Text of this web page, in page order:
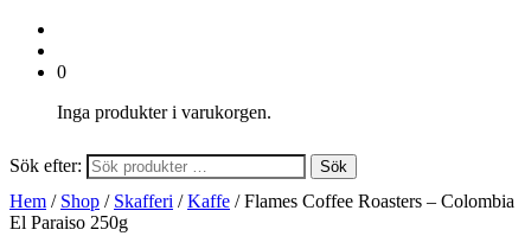
0
Inga produkter i varukorgen.
Sök efter: Sök
Hem / Shop / Skafferi /Kaffe / Flames Coffee Roasters – Colombia
El Paraiso 250g